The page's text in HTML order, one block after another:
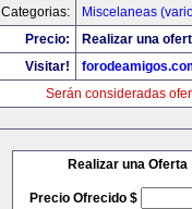
Categorias:
Miscelaneas
Precio:
Realizar una
Visitar!
Serán consideradas
Realizar una Oferta
Precio Ofrecido $